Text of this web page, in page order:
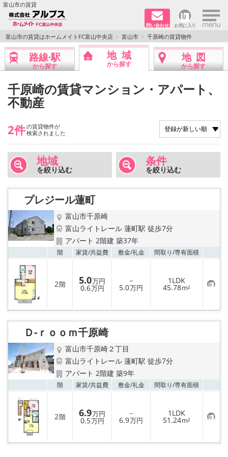
富山市の賃貸
問い合わせ お気に入り ×
TOPページ
ペット同居はご相談ください
路線·駅から探す
地域から探す
地図から探す
店舗情報·アクセス
メールでお問い合わせ
富山市の賃貸はホームメイトFC富山中央店 富山市 千原崎の賃貸物件
路線·駅
から探す
地域
から探す
地図
から探す
千原崎の賃貸マンション・アパート、
不動産
2件の賃貸物件が
検索されました
地域
を絞り込む
条件
を絞り込む
プレジール蓮町
富山市千原崎
富山ライトレール 蓮町駅 徒歩7分
アパート 2階建 築37年
階 家賃/共益費 敷金/礼金 間取り/専有面積
2階 5.0万円
0.6万円
－
5.0万円
1LDK
45.78m² お
気
に
入
登
Ｄ-ｒｏｏｍ千原崎
富山市千原崎２丁目
富山ライトレール 蓮町駅 徒歩7分
アパート 2階建 築9年
階 家賃/共益費 敷金/礼金 間取り/専有面積
2階 6.9万円
0.5万円
－
6.9万円
1LDK
51.24m² お
気
に
入